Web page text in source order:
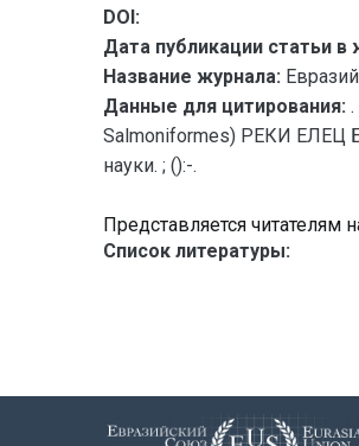
DOI:
Дата публикации статьи в
Название журнала:
Данные для цитирования:
Salmoniformes) РЕКИ ЕЛЕЦ
науки. ; ():-.
Представляется читателям
Список литературы: